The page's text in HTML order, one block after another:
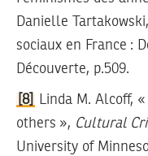
Danielle
sociaux en France :
Découverte, p.509.
[8]
Linda M. Alcoff,
others », Cultural
University of